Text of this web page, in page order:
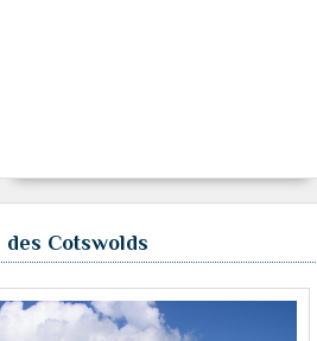
Cotswolds